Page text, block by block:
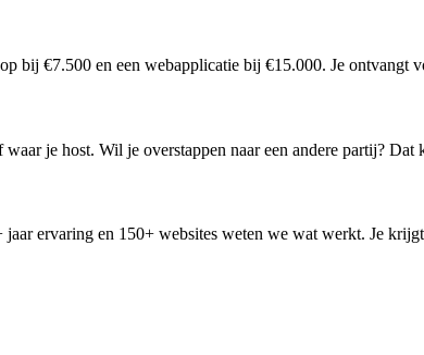
bij €7.500 en een webapplicatie bij €15.000. Je ontvangt
je host. Wil je overstappen naar een andere partij? Dat
ervaring en 150+ websites weten we wat werkt. Je